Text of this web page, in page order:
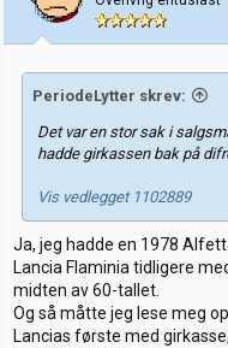
PeriodeLytter skrev:
Det var en stor sak i
hadde girkassen bak på
Vis vedlegget 1102889
Ja, jeg hadde en 1978
Lancia Flaminia tidligere
midten av 60-tallet.
Og så måtte jeg lese meg
Lancias første med